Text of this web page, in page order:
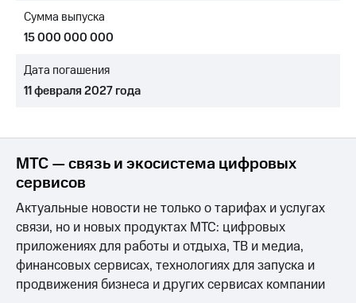
Новости
в
и акционерам
Корпоративное
Корпоративный
секретарь
Раскрытие
информации
Информация
акционерам
Документы
ПАО
"МТС"
Собрания
акционеров
Сумма выпуска
15 000 000 000
Дата погашения
11 февраля 2027 года
МТС — связь и экосистема цифровых
сервисов
Актуальные новости не только о тарифах и услугах
связи, но и новых продуктах МТС: цифровых
приложениях для работы и отдыха, ТВ и медиа,
финансовых сервисах, технологиях для запуска и
продвижения бизнеса и других сервисах компании